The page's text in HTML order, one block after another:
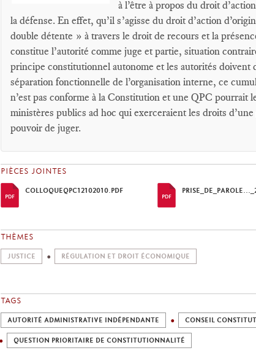
à l’être à propos du droit
la défense. En effet, qu’il s’agisse du droit d’action
double détente » à travers le droit de recours et la
constitue l’autorité comme juge et partie, situation
principe constitutionnel autonome et les autorités
séparation fonctionnelle de l’organisation interne, ce
n’est pas conforme à la Constitution et une QPC pourrait
ministères publics ad hoc qui exerceraient les droits
pouvoir de juger.
PIÈCES JOINTES
COLLOQUEQPC12102010.PDF
THÈMES
JUSTICE RÉGULATION ET DROIT ÉCONOMIQUE
TAGS
AUTORITÉ ADMINISTRATIVE INDÉPENDANTE CONSEIL
QUESTION PRIORITAIRE DE CONSTITUTIONNALITÉ